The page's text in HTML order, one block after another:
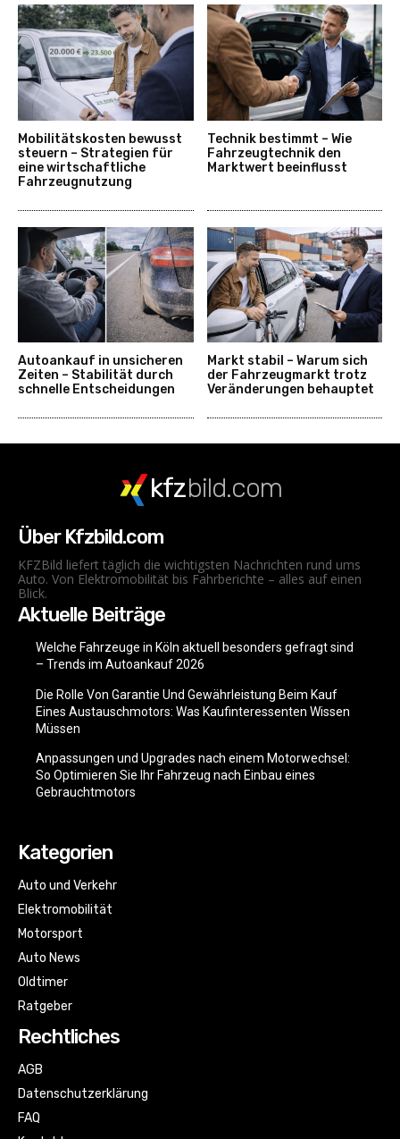
Mobilitätskosten bewusst
steuern – Strategien für
eine wirtschaftliche
Fahrzeugnutzung
Technik bestimmt – Wie
Fahrzeugtechnik den
Marktwert beeinflusst
Autoankauf in unsicheren
Zeiten – Stabilität durch
schnelle Entscheidungen
Markt stabil – Warum sich
der Fahrzeugmarkt trotz
Veränderungen behauptet
kfzbild.com
Über Kfzbild.com
KFZBild liefert täglich die wichtigsten Nachrichten rund ums
Auto. Von Elektromobilität bis Fahrberichte – alles auf einen
Blick.
Aktuelle Beiträge
Welche Fahrzeuge in Köln aktuell besonders gefragt sind
– Trends im Autoankauf 2026
Die Rolle Von Garantie Und Gewährleistung Beim Kauf
Eines Austauschmotors: Was Kaufinteressenten Wissen
Müssen
Anpassungen und Upgrades nach einem Motorwechsel:
So Optimieren Sie Ihr Fahrzeug nach Einbau eines
Gebrauchtmotors
Kategorien
Auto und Verkehr
Elektromobilität
Motorsport
Auto News
Oldtimer
Ratgeber
Rechtliches
AGB
Datenschutzerklärung
FAQ